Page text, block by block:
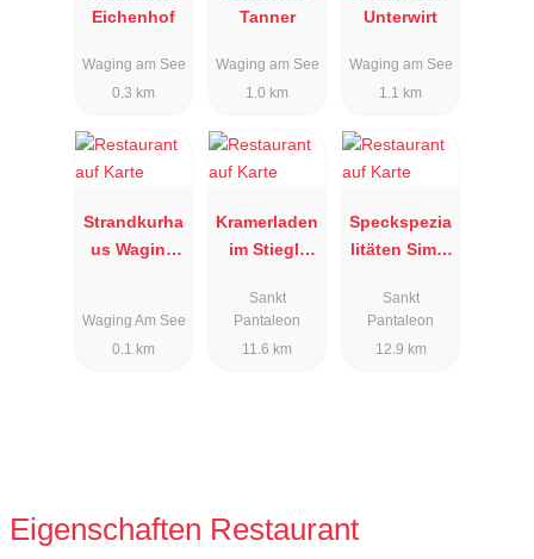
Eichenhof
Waging am See
0.3 km
Tanner
Waging am See
1.0 km
Unterwirt
Waging am See
1.1 km
Strandkurha
us Waging
Waging Am See
0.1 km
Kramerladen
im Stiegl-
Wildshut
Sankt
Pantaleon
11.6 km
Speckspezia
litäten Simic
Sankt
Pantaleon
12.9 km
Eigenschaften Restaurant